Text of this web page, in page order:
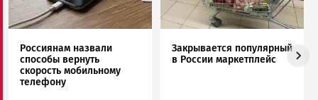
Россиянам назвали
способы вернуть
скорость мобильному
телефону
Закрывается популярный
в России маркетплейс